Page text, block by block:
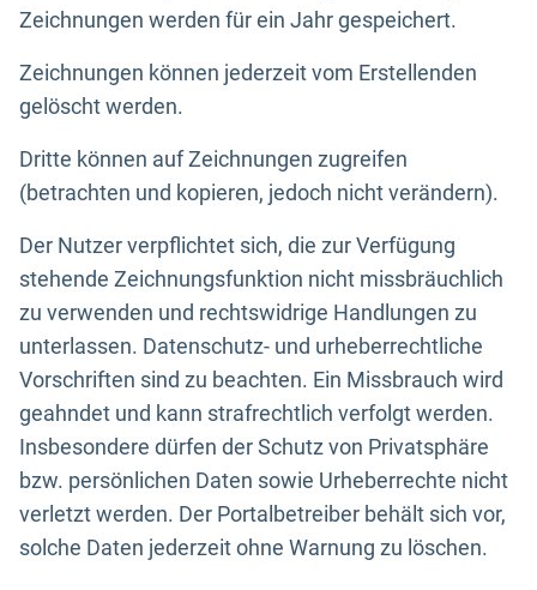
Zeichnungen werden für ein Jahr gespeichert.
Zeichnungen können jederzeit vom Erstellenden
gelöscht werden.
Dritte können auf Zeichnungen zugreifen
(betrachten und kopieren, jedoch nicht verändern).
Der Nutzer verpflichtet sich, die zur Verfügung
stehende Zeichnungsfunktion nicht missbräuchlich
zu verwenden und rechtswidrige Handlungen zu
unterlassen. Datenschutz- und urheberrechtliche
Vorschriften sind zu beachten. Ein Missbrauch wird
geahndet und kann strafrechtlich verfolgt werden.
Insbesondere dürfen der Schutz von Privatsphäre
bzw. persönlichen Daten sowie Urheberrechte nicht
verletzt werden. Der Portalbetreiber behält sich vor,
solche Daten jederzeit ohne Warnung zu löschen.